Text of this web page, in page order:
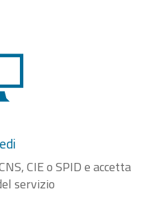
CIE o SPID e accetta
servizio